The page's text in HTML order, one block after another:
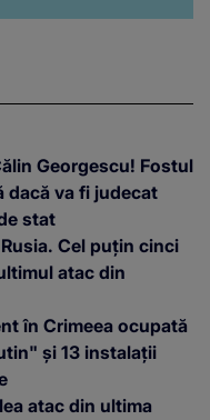
Georgescu! Fostul
dacă va fi judecat
stat
Cel puțin cinci
atac din
în Crimeea ocupată
și 13 instalații
atac din ultima